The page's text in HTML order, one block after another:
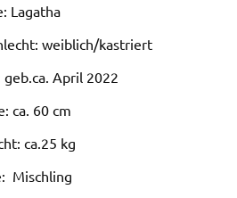
Lagatha
weiblich/kastriert
April 2022
ca. 60 cm
ca.25 kg
Mischling